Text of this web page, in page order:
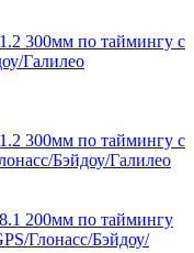
300мм по таймингу c
Галилео
300мм по таймингу c
Бэйдоу/Галилео
200мм по таймингу
Глонасс/Бэйдоу/